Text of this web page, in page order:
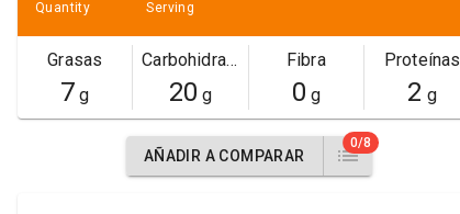
Quantity Serving
Grasas
7 g
Carbohidratos
20 g
Fibra
0 g
Proteínas
2 g
AÑADIR A COMPARAR
0/8